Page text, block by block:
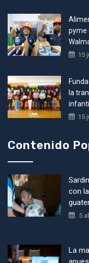
pyme
15
la
15
Contenido
con
5
La